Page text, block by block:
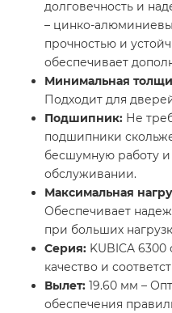
долговечность и
– цинко-
прочностью и
обеспечивает
Минимальная
Подходит для
Подшипник: Не
подшипники
бесшумную работу
обслуживании.
Максимальная
Обеспечивает
при больших
Серия: KUBICA
качество и
Вылет: 19.60 мм –
обеспечения